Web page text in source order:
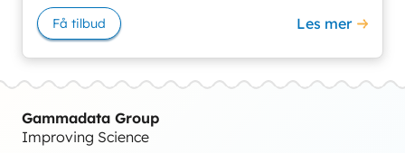
Få tilbud Les mer
Gammadata Group
Improving Science